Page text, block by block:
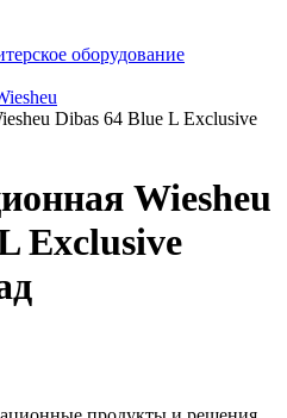
оборудование
Dibas 64 Blue L Exclusive
Wiesheu
Exclusive